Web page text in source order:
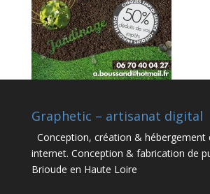
Graphetic – artisanat digital
Conception, création & hébergement
internet. Conception & fabrication de
Brioude en Haute Loire